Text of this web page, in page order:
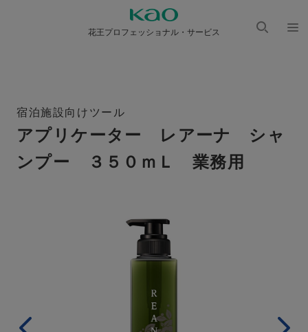
花王プロフェッショナル・サービス
宿泊施設向けツール
アプリケーター レアーナ シャ
ンプー ３５０ｍＬ 業務用